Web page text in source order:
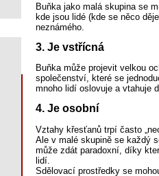
Buňka jako malá skupina se
kde jsou lidé (kde se něco
neznámého.
3. Je vstřícná
Buňka může projevit velkou
společenství, které se
mnoho lidí oslovuje a vtahuje
4. Je osobní
Vztahy křesťanů trpí často
Ale v malé skupině se každý
může zdát paradoxní, díky
lidí.
Sdělovací prostředky se